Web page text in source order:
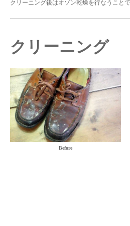
クリーニング後はオゾン乾燥を行なうこと
クリーニング
Before